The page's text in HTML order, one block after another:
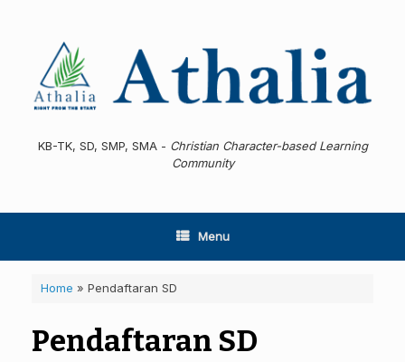
KB-TK, SD, SMP, SMA - Christian Character-based Learning
Community
Menu
Home » Pendaftaran SD
Pendaftaran SD